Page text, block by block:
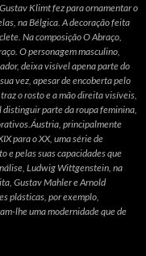
Klimt fez para ornamentar o
na Bélgica. A decoração feita
Na composição O Abraço,
O personagem masculino,
deixa visível apena parte do
vez, apesar de encoberta pelo
o rosto e a mão direita visíveis,
distinguir parte da roupa feminina,
principalmente
para o XX, uma série de
e pelas suas capacidades que
Ludwig Wittgenstein, na
Gustav Mahler e Arnold
plásticas, por exemplo,
lhe uma modernidade que de